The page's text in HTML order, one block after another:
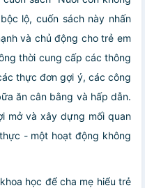
lộ, cuốn sách này nhấn
và chủ động cho trẻ em
thời cung cấp các thông
thực đơn gợi ý, các công
ăn cân bằng và hấp dẫn.
mở và xây dựng mối quan
- một hoạt động không
học để cha mẹ hiểu trẻ